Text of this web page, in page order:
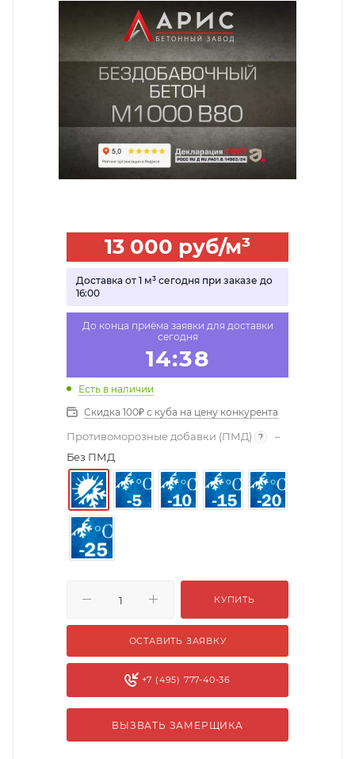
13 000 руб/м³
Доставка от 1 м³ сегодня при заказе до
16:00
До конца приёма заявки для доставки
сегодня
14:37
Есть в наличии
Скидка 100₽ с куба на цену конкурента
Противоморозные добавки (ПМД) ?
–
Без ПМД
КУПИТЬ
ОСТАВИТЬ ЗАЯВКУ
+7 (495) 777-40-36
ВЫЗВАТЬ ЗАМЕРЩИКА